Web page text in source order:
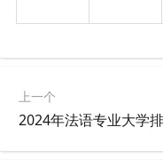
上一个